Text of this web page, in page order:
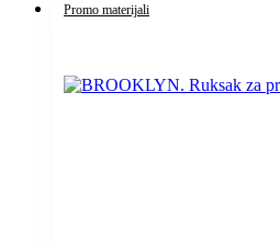
Promo materijali